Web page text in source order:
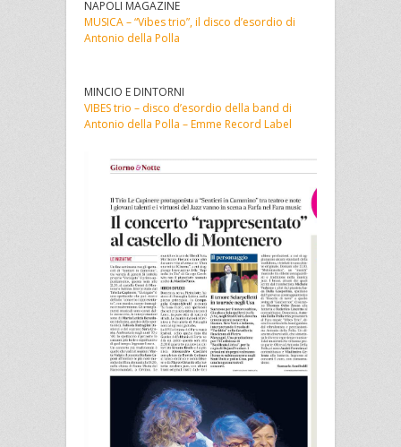
NAPOLI MAGAZINE
MUSICA – “Vibes trio”, il disco d’esordio di
Antonio della Polla
MINCIO E DINTORNI
VIBES trio – disco d’esordio della band di
Antonio della Polla – Emme Record Label